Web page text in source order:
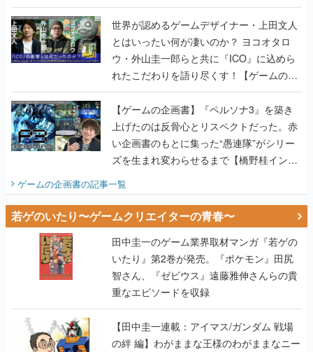
世界が認めるゲームデザイナー・上田文人
とはいったい何が凄いのか？ ヨコオタロ
ウ・外山圭一郎らと共に『ICO』に込めら
れたこだわりを語り尽くす！【ゲームの企
画書】
【ゲームの企画書】『ペルソナ3』を築き
上げたのは反骨心とリスペクトだった。赤
い企画書のもとに集った“愚連隊”がシリー
ズを生まれ変わらせるまで【橋野桂インタ
ビュー】
ゲームの企画書の記事一覧
若ゲのいたり〜ゲームクリエイターの青春〜
田中圭一のゲーム業界取材マンガ『若ゲの
いたり』第2巻が発売。『ポケモン』田尻
智さん、『ゼビウス』遠藤雅伸さんらの貴
重なエピソードを収録
【田中圭一連載：アイマス/ガンダム 戦場
の絆 編】わがままな王様のわがままなニー